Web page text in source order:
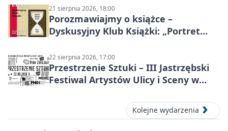
21 sierpnia 2026, 18:00
Porozmawiajmy o książce –
Dyskusyjny Klub Książki: „Portret
22 sierpnia 2026, 17:00
Przestrzenie Sztuki – III Jastrzębski
Festiwal Artystów Ulicy i Sceny w
Kolejne wydarzenia